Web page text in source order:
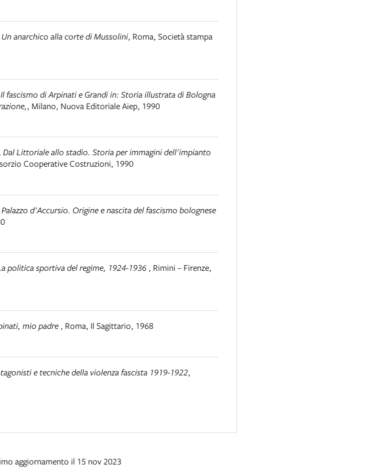
anarchico alla corte di Mussolini, Roma, Società stampa
Il fascismo di Arpinati e Grandi in: Storia illustrata di Bologna
, Milano, Nuova Editoriale Aiep, 1990
Dal Littoriale allo stadio. Storia per immagini dell'impianto
Cooperative Costruzioni, 1990
d'Accursio. Origine e nascita del fascismo bolognese
politica sportiva del regime, 1924-1936 , Rimini – Firenze,
mio padre , Roma, Il Sagittario, 1968
e tecniche della violenza fascista 1919-1922,
aggiornamento il 15 nov 2023